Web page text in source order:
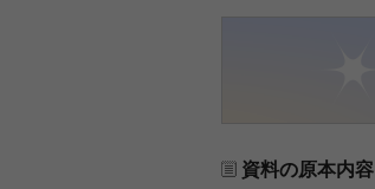
資料の原本内容